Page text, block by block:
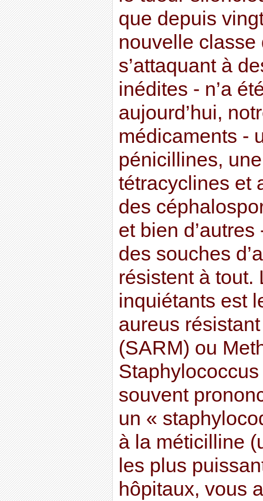
que depuis
nouvelle classe
s’attaquant à
inédites - n’a
aujourd’hui,
médicaments -
pénicillines,
tétracyclines et
des
et bien
des souches
résistent à tout.
inquiétants est
aureus
(SARM) ou
souvent
un «
à la méticilline
les plus
hôpitaux, vous